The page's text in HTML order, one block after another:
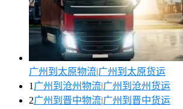
广州到太原物流|广州到太原货运
1广州到沧州物流|广州到沧州货运
2广州到晋中物流|广州到晋中货运